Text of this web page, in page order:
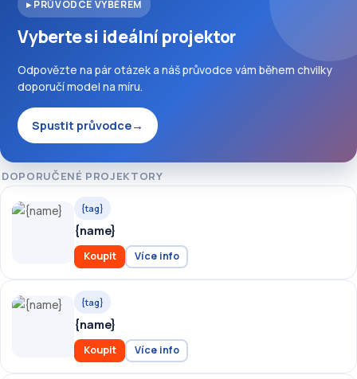
▸ PRŮVODCE VÝBĚREM
Vyberte si ideální projektor
Odpovězte na pár otázek a náš průvodce vám během chvilky
doporučí model na míru.
Spustit průvodce→
DOPORUČENÉ PROJEKTORY
{tag}
{name}
Koupit Více info
{tag}
{name}
Koupit Více info